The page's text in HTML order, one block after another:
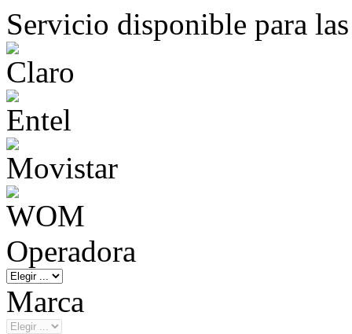
Servicio disponible para
Operadora
Marca